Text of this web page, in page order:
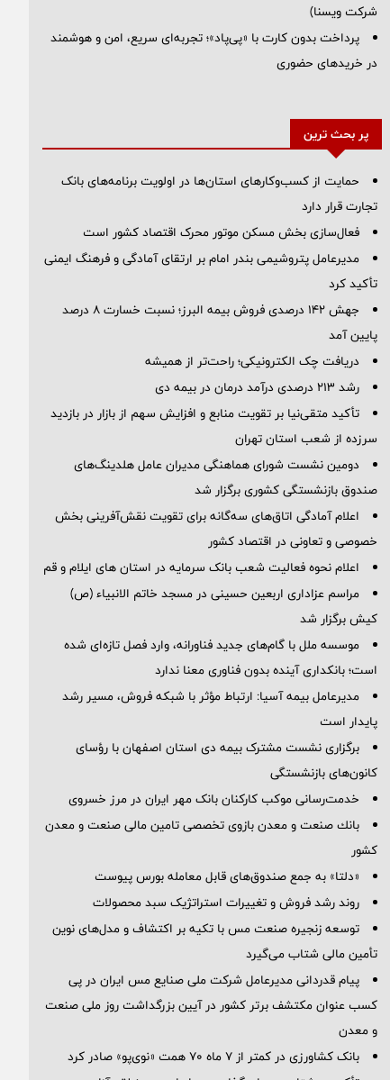
شركت ویسنا)
پرداخت بدون کارت با «پی‌پاد»؛ تجربه‌ای سریع، امن و هوشمند
در خریدهای حضوری
پر بحث ترین
حمایت از کسب‌وکارهای استان‌ها در اولویت برنامه‌های بانک
تجارت قرار دارد
فعال‌سازی بخش مسکن موتور محرک اقتصاد کشور است
مدیرعامل پتروشیمی بندر امام بر ارتقای آمادگی و فرهنگ ایمنی
تأکید کرد
جهش 142 درصدی فروش بیمه البرز؛ نسبت خسارت 8 درصد
پایین آمد
دریافت چک الکترونیکی؛ راحت‌تر از همیشه
رشد ۲۱۳ درصدی درآمد درمان در بیمه دی
تأکید متقی‌نیا بر تقویت منابع و افزایش سهم از بازار در بازدید
سرزده از شعب استان تهران
دومین نشست شورای هماهنگی مدیران عامل هلدینگ‌های
صندوق بازنشستگی کشوری برگزار شد
اعلام آمادگی اتاق‌های سه‌گانه برای تقویت نقش‌آفرینی بخش
خصوصی و تعاونی در اقتصاد کشور
اعلام نحوه فعالیت شعب بانک سرمایه در استان های ایلام و قم
مراسم عزاداری اربعین حسینی در مسجد خاتم ‌الانبیاء (ص)
کیش برگزار شد
موسسه ملل با گام‌های جدید فناورانه، وارد فصل تازه‌ای شده
است؛ بانکداری آینده بدون فناوری معنا ندارد
مدیرعامل بیمه آسیا: ارتباط مؤثر با شبکه فروش، مسیر رشد
پایدار است
برگزاری نشست مشترک بیمه دی استان اصفهان با رؤسای
کانون‌های بازنشستگی
خدمت‌رسانی موکب کارکنان بانک مهر ایران در مرز خسروی
بانك صنعت و معدن بازوی تخصصی تامین مالی صنعت و معدن
كشور
«دلتا» به جمع صندوق‌های قابل معامله بورس پیوست
روند رشد فروش و تغییرات استراتژیک سبد محصولات
توسعه زنجیره صنعت مس با تکیه بر اکتشاف و مدل‌های نوین
تأمین مالی شتاب می‌گیرد
پیام قدردانی مدیرعامل شرکت ملی صنایع مس ایران در پی
کسب عنوان مکتشف برتر کشور در آیین بزرگداشت روز ملی صنعت
و معدن
بانک کشاورزی در کمتر از ۷ ماه ۷۰ همت «نوی‌پو» صادر کرد